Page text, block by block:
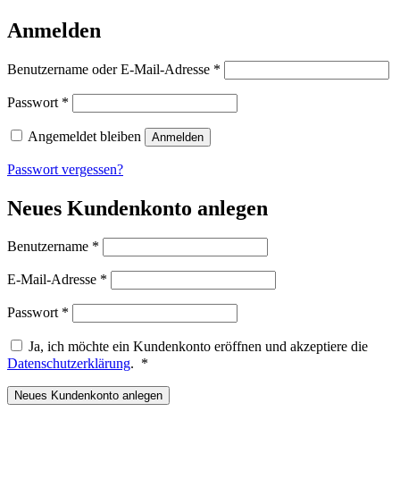
Anmelden
Benutzername oder E-Mail-Adresse *
Passwort *
Angemeldet bleiben Anmelden
Passwort vergessen?
Neues Kundenkonto anlegen
Benutzername *
E-Mail-Adresse *
Passwort *
Ja, ich möchte ein Kundenkonto eröffnen und akzeptiere die
Datenschutzerklärung. *
Neues Kundenkonto anlegen